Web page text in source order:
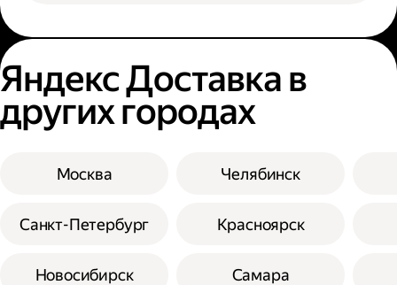
Яндекс Доставка в
других городах
Москва
Санкт-Петербург
Новосибирск
Челябинск
Красноярск
Самара